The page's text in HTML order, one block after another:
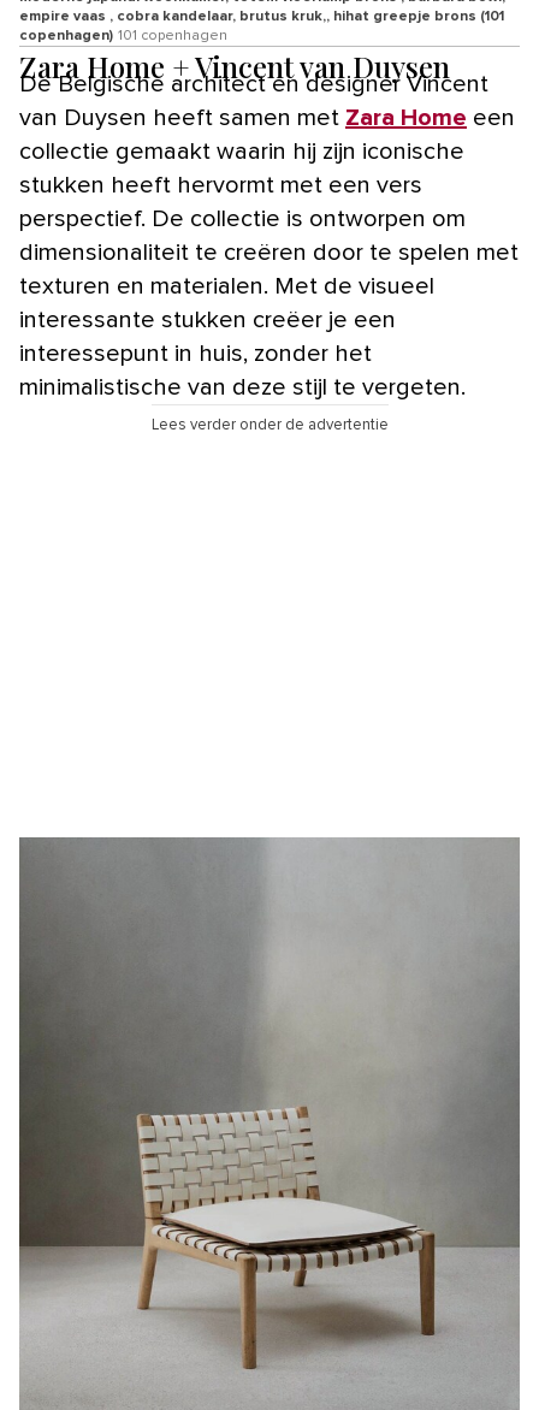
empire vaas , cobra kandelaar, brutus kruk,, hihat greepje brons (101
copenhagen) 101 copenhagen
Zara Home + Vincent van Duysen
De Belgische architect en designer Vincent
van Duysen heeft samen met Zara Home een
collectie gemaakt waarin hij zijn iconische
stukken heeft hervormt met een vers
perspectief. De collectie is ontworpen om
dimensionaliteit te creëren door te spelen met
texturen en materialen. Met de visueel
interessante stukken creëer je een
interessepunt in huis, zonder het
minimalistische van deze stijl te vergeten.
Lees verder onder de advertentie